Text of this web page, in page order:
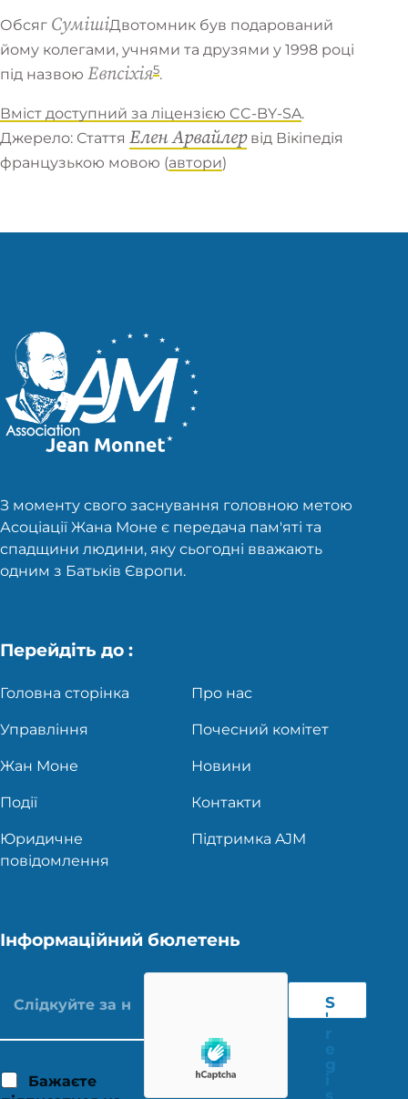
Обсяг СумішіДвотомник був подарований
йому колегами, учнями та друзями у 1998 році
під назвою Евпсіхія5.
Вміст доступний за ліцензією CC-BY-SA.
Джерело: Стаття Елен Арвайлервід Вікіпедія
французькою мовою (автори)
З моменту свого заснування головною метою
Асоціації Жана Моне є передача пам'яті та
спадщини людини, яку сьогодні вважають
одним з Батьків Європи.
Перейдіть до :
Головна сторінка Про нас
Управління Почесний комітет
Жан Моне Новини
Події Контакти
Юридичне
повідомлення
Підтримка AJM
Інформаційний бюлетень
Бажаєте
S
'